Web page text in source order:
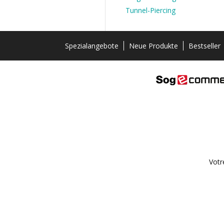
Tunnel-Piercing
Spezialangebote Neue Produkte Bestseller